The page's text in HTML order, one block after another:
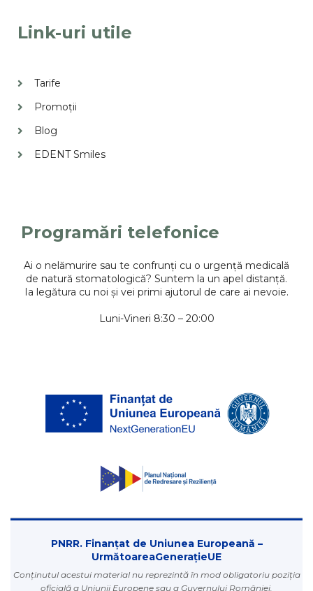
Link-uri utile
Tarife
Promoții
Blog
EDENT Smiles
Programări telefonice
Ai o nelămurire sau te confrunți cu o urgență medicală
de natură stomatologică? Suntem la un apel distanță.
Ia legătura cu noi și vei primi ajutorul de care ai nevoie.
Luni-Vineri 8:30 – 20:00
PNRR. Finanțat de Uniunea Europeană –
UrmătoareaGenerațieUE
Conținutul acestui material nu reprezintă în mod obligatoriu poziția
oficială a Uniunii Europene sau a Guvernului României.